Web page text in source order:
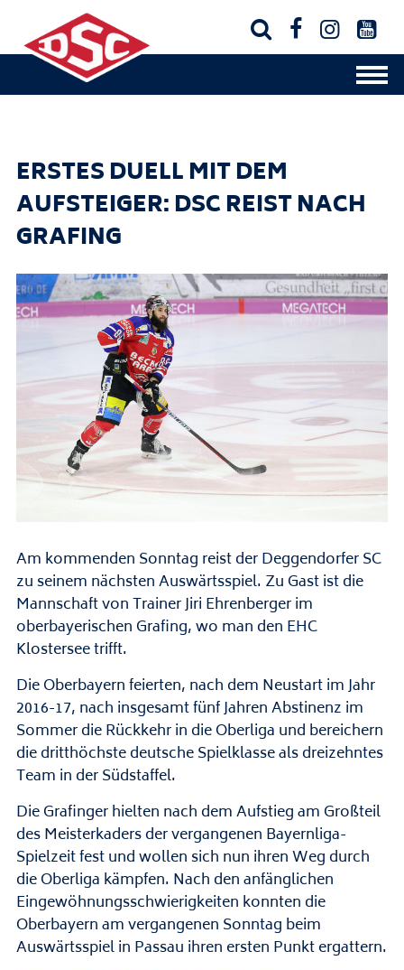
   
ERSTES DUELL MIT DEM
AUFSTEIGER: DSC REIST NACH
GRAFING
Am kommenden Sonntag reist der Deggendorfer SC
zu seinem nächsten Auswärtsspiel. Zu Gast ist die
Mannschaft von Trainer Jiri Ehrenberger im
oberbayerischen Grafing, wo man den EHC
Klostersee trifft.
Die Oberbayern feierten, nach dem Neustart im Jahr
2016-17, nach insgesamt fünf Jahren Abstinenz im
Sommer die Rückkehr in die Oberliga und bereichern
die dritthöchste deutsche Spielklasse als dreizehntes
Team in der Südstaffel.
Die Grafinger hielten nach dem Aufstieg am Großteil
des Meisterkaders der vergangenen Bayernliga-
Spielzeit fest und wollen sich nun ihren Weg durch
die Oberliga kämpfen. Nach den anfänglichen
Eingewöhnungsschwierigkeiten konnten die
Oberbayern am vergangenen Sonntag beim
Auswärtsspiel in Passau ihren ersten Punkt ergattern.